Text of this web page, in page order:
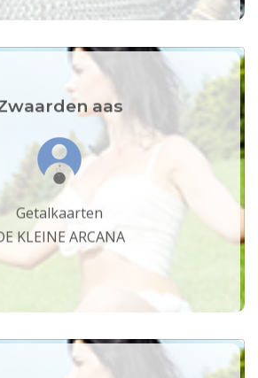
aas
Getalkaarten
KLEINE ARCANA